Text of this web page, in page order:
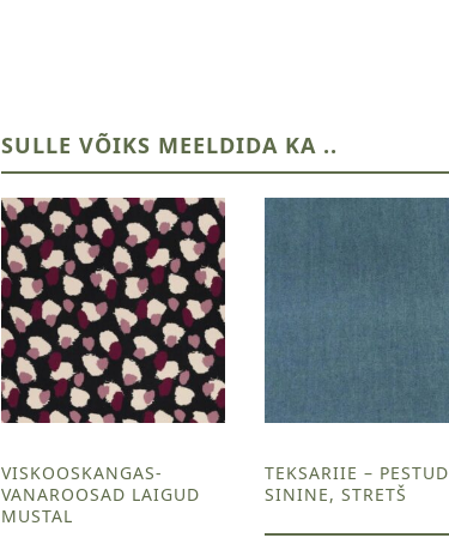
SULLE VÕIKS MEELDIDA KA ..
VISKOOSKANGAS-
VANAROOSAD LAIGUD
MUSTAL
TEKSARIIE – PESTUD
SININE, STRETŠ